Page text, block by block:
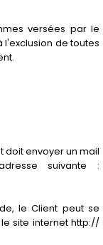
versées par le
de toutes
doit envoyer un mail
suivante :
le Client peut se
site internet http://